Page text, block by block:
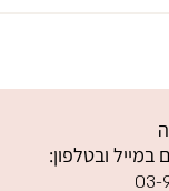
במייל ובטלפון:
03-